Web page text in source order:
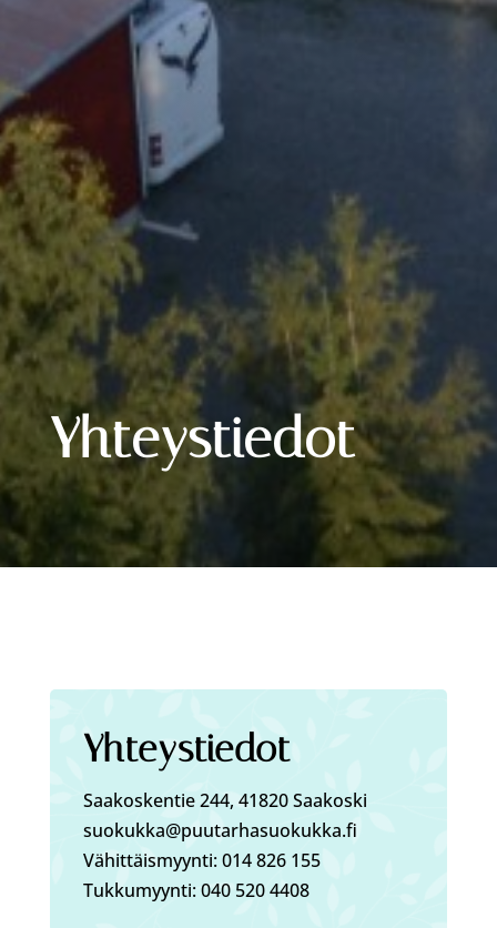
Yhteys­tiedot
Yhteystiedot
Saakoskentie 244, 41820 Saakoski
suokukka@puutarhasuokukka.fi
Vähittäismyynti: 014 826 155
Tukkumyynti: 040 520 4408